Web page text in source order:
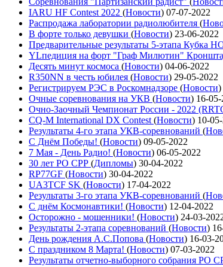
IARU HF Contest 2022 (Новости) 07-07-2022
Распродажа лаборатории радиолюбителя (
В форте только девушки (Новости) 23-06-2022
Предварительные результаты 5-этапа Кубка
YLпедиция на форт "Граф Милютин"
Десять минут космоса (Новости) 04-06-2022
R350NN в честь юбилея (Новости) 29-05-2022
Регистрируем РЭС в Роскомнадзоре (Новости)
Очные соревнования на УКВ (Новости) 16-05-
Очно-Заочный Чемпионат России - 2022
CQ-M International DX Contest (Новости) 10-
Результаты 4-го этапа УКВ-соревнований (
С Днём Победы! (Новости) 09-05-2022
7 Мая - День Радио! (Новости) 06-05-2022
30 лет РО СРР (Дипломы) 30-04-2022
RP77GF (Новости) 30-04-2022
UA3TCF SK (Новости) 17-04-2022
Результаты 3-го этапа УКВ-соревнований (
С днём Космонавтики! (Новости) 12-04-2022
Осторожно - мошенники! (Новости) 24-03-
Результаты 2-этапа соревнований (Новости)
День рождения А.С.Попова (Новости) 16-03-
С праздником 8 Марта! (Новости) 07-03-2022
Результаты отчетно-выборного собрания РО